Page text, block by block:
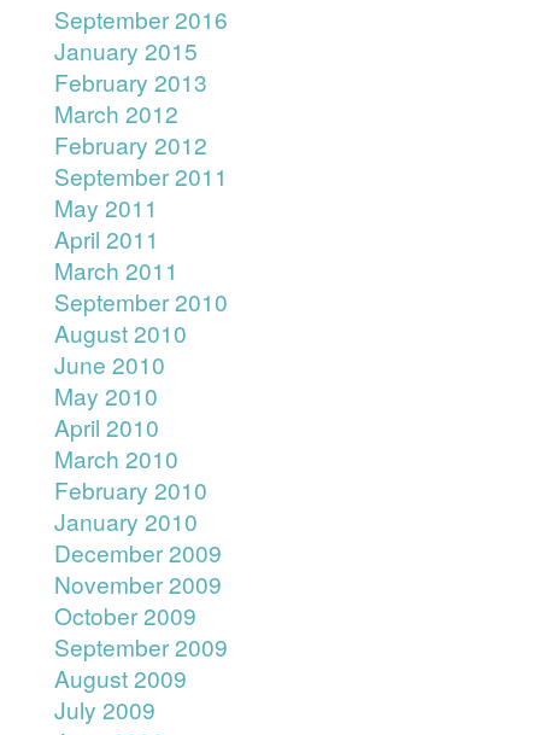
September 2016
January 2015
February 2013
March 2012
February 2012
September 2011
May 2011
April 2011
March 2011
September 2010
August 2010
June 2010
May 2010
April 2010
March 2010
February 2010
January 2010
December 2009
November 2009
October 2009
September 2009
August 2009
July 2009